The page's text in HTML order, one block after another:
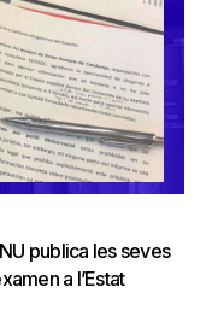
publica les seves
a l’Estat